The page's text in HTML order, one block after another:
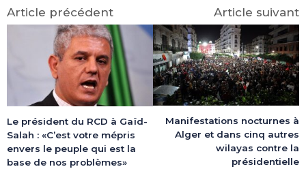
Article précédent
Le président du RCD à Gaïd-
Salah : «C’est votre mépris
envers le peuple qui est la
base de nos problèmes»
Article suivant
Manifestations nocturnes à
Alger et dans cinq autres
wilayas contre la
présidentielle